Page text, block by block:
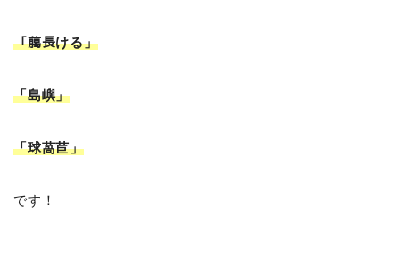
「﨟長ける」
「島嶼」
「球萵苣」
です！